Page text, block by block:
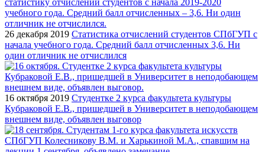
26 декабря 2019 Статистика отчислений студентов СПбГУП с
начала учебного года. Средний балл отчисленных 3,6. Ни
один отличник не отчислился
16 октября 2019 Студентке 2 курса факультета культуры
Кубраковой Е.В., пришедшей в Университет в неподобающем
внешнем виде, объявлен выговор